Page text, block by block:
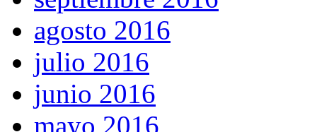
agosto 2016
julio 2016
junio 2016
mayo 2016